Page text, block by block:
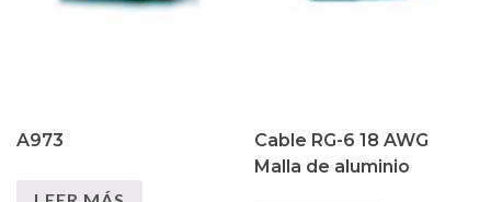
A973
Cable RG-6 18 AWG
Malla de aluminio